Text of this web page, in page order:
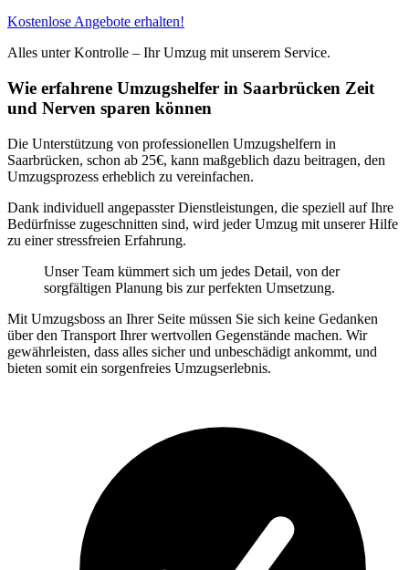
Kostenlose Angebote erhalten!
Alles unter Kontrolle – Ihr Umzug mit unserem Service.
Wie erfahrene Umzugshelfer in Saarbrücken Zeit
und Nerven sparen können
Die Unterstützung von professionellen Umzugshelfern in
Saarbrücken, schon ab 25€, kann maßgeblich dazu beitragen, den
Umzugsprozess erheblich zu vereinfachen.
Dank individuell angepasster Dienstleistungen, die speziell auf Ihre
Bedürfnisse zugeschnitten sind, wird jeder Umzug mit unserer Hilfe
zu einer stressfreien Erfahrung.
Unser Team kümmert sich um jedes Detail, von der
sorgfältigen Planung bis zur perfekten Umsetzung.
Mit Umzugsboss an Ihrer Seite müssen Sie sich keine Gedanken
über den Transport Ihrer wertvollen Gegenstände machen. Wir
gewährleisten, dass alles sicher und unbeschädigt ankommt, und
bieten somit ein sorgenfreies Umzugserlebnis.